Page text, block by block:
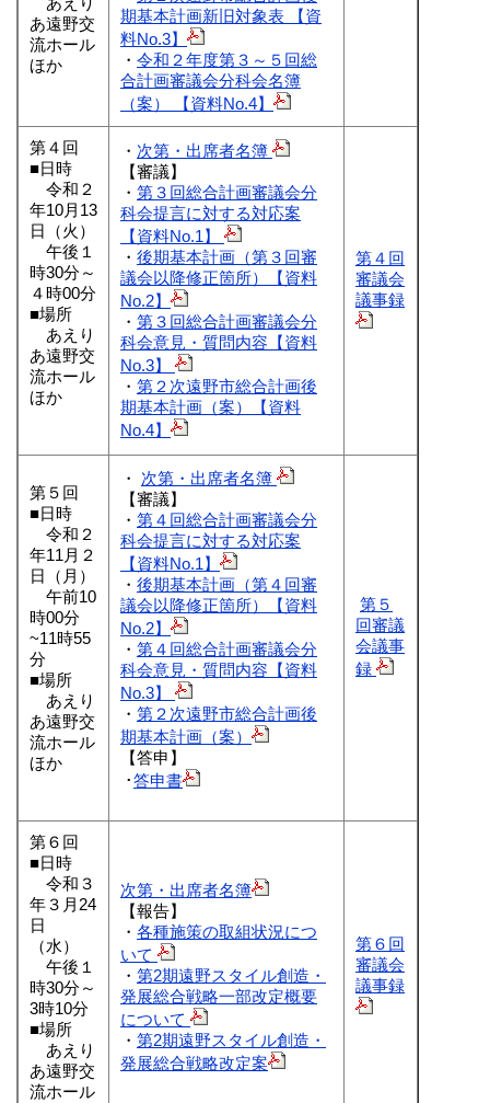
あ遠野交
流ホール
ほか
期基本計画新旧対象表 【資
料No.3】
・ 令和２年度第３～５回総
合計画審議会分科会名簿
（案） 【資料No.4】
第４回
■日時
令和２
年10月13
日（火）
午後１
時30分～
４時00分
■場所
あえり
あ遠野交
流ホール
ほか
・ 次第・出席者名簿
【審議】
・ 第３回総合計画審議会分
科会提言に対する対応案
【資料No.1】
・ 後期基本計画（第３回審
議会以降修正箇所）【資料
No.2】
・ 第３回総合計画審議会分
科会意見・質問内容【資料
No.3】
・ 第２次遠野市総合計画後
期基本計画（案）【資料
No.4】
第４回
審議会
議事録
第５回
■日時
令和２
年11月２
日（月）
午前10
時00分
~11時55
分
■場所
あえり
あ遠野交
流ホール
ほか
・ 次第・出席者名簿
【審議】
・ 第４回総合計画審議会分
科会提言に対する対応案
【資料No.1】
・ 後期基本計画（第４回審
議会以降修正箇所）【資料
No.2】
・ 第４回総合計画審議会分
科会意見・質問内容【資料
No.3】
・ 第２次遠野市総合計画後
期基本計画（案）
【答申】
･答申書
第５
回審議
会議事
録
第６回
■日時
令和３
年３月24
日
（水）
午後１
時30分～
3時10分
■場所
あえり
あ遠野交
流ホール
次第・出席者名簿
【報告】
・ 各種施策の取組状況につ
いて
・ 第2期遠野スタイル創造・
発展総合戦略一部改定概要
について
・ 第2期遠野スタイル創造・
発展総合戦略改定案
第６回
審議会
議事録